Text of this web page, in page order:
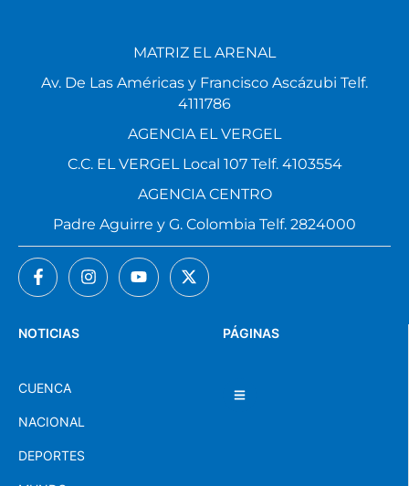
PÁGINAS
NOTICIAS
CUENCA
NACIONAL
DEPORTES
MATRIZ EL ARENAL
Av. De Las Américas y Francisco Ascázubi Telf.
4111786
AGENCIA EL VERGEL
C.C. EL VERGEL Local 107 Telf. 4103554
AGENCIA CENTRO
Padre Aguirre y G. Colombia Telf. 2824000